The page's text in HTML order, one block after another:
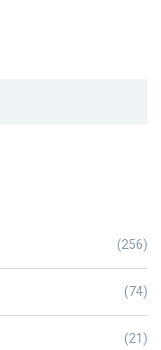
(256)
(74)
(21)